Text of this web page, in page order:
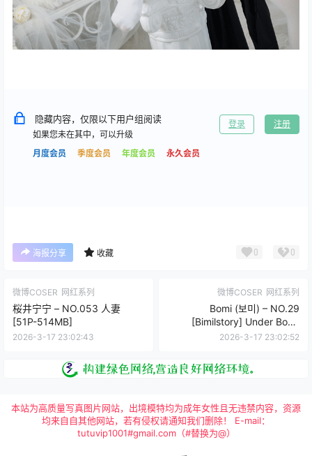
隐藏内容，仅限以下用户组阅读
如果您未在其中，可以升级
月度会员
季度会员 年度会员 永久会员
登录 注册
海报分享 收藏 0 0
微博COSER 网红系列
桜井宁宁 – NO.053 人妻
[51P-514MB]
2026-3-17 23:02:43
微博COSER 网红系列
Bomi (보미) – NO.29
[Bimilstory] Under Boob
[80P-333MB]
2026-3-17 23:02:52
本站为高质量写真图片网站，出境模特均为成年女性且无违禁内容，资源
均来自自其他网站，若有侵权请通知我们删除！ E-mail：
tutuvip1001#gmail.com（#替换为@）